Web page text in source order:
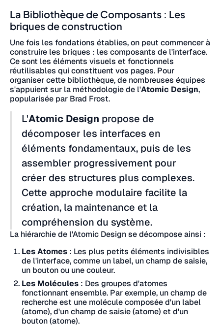
La Bibliothèque de Composants : Les
briques de construction
Une fois les fondations établies, on peut commencer à
construire les briques : les composants de l'interface.
Ce sont les éléments visuels et fonctionnels
réutilisables qui constituent vos pages. Pour
organiser cette bibliothèque, de nombreuses équipes
s'appuient sur la méthodologie de l'Atomic Design,
popularisée par Brad Frost.
L'Atomic Design propose de
décomposer les interfaces en
éléments fondamentaux, puis de les
assembler progressivement pour
créer des structures plus complexes.
Cette approche modulaire facilite la
création, la maintenance et la
compréhension du système.
La hiérarchie de l'Atomic Design se décompose ainsi :
Les Atomes : Les plus petits éléments indivisibles
de l'interface, comme un label, un champ de saisie,
un bouton ou une couleur.
Les Molécules : Des groupes d'atomes
fonctionnant ensemble. Par exemple, un champ de
recherche est une molécule composée d'un label
(atome), d'un champ de saisie (atome) et d'un
bouton (atome).